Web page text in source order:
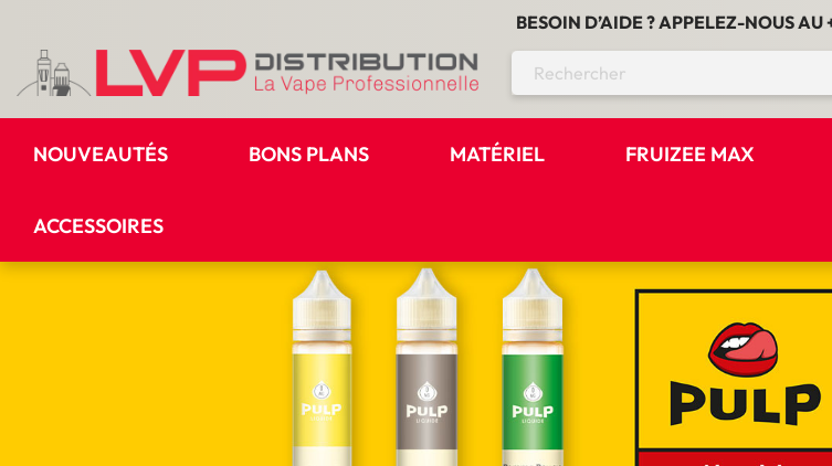
BESOIN D’AIDE ? APPELEZ-NOUS AU
NOUVEAUTÉS BONS PLANS MATÉRIEL FRUIZEE MAX
ACCESSOIRES